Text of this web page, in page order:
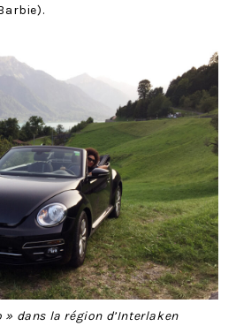
» dans la région d’Interlaken